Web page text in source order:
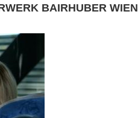
BAIRHUBER WIEN